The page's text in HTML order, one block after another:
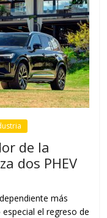
de la
dos PHEV
más
el regreso de